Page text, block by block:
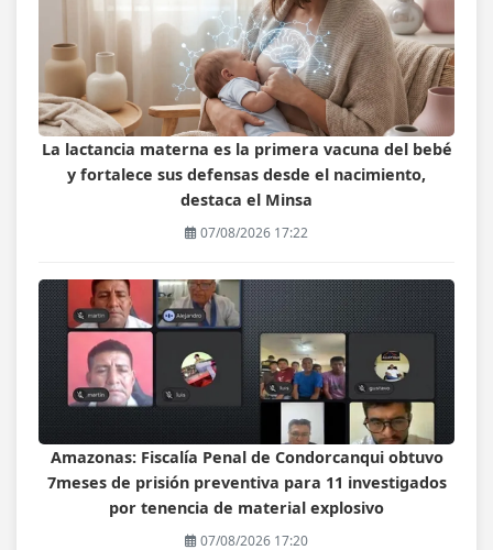
La lactancia materna es la primera vacuna del bebé
y fortalece sus defensas desde el nacimiento,
destaca el Minsa
07/08/2026 17:22
Amazonas: Fiscalía Penal de Condorcanqui obtuvo
7meses de prisión preventiva para 11 investigados
por tenencia de material explosivo
07/08/2026 17:20